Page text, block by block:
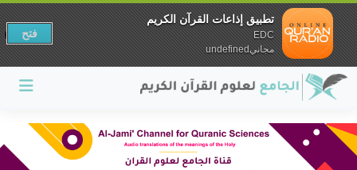
تطبيق إذاعات القرآن الكريم
EDC
مجانيundefined
فتح